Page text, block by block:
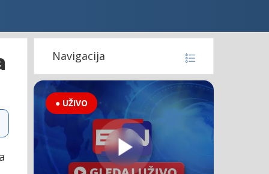
Navigacija
● UŽIVO